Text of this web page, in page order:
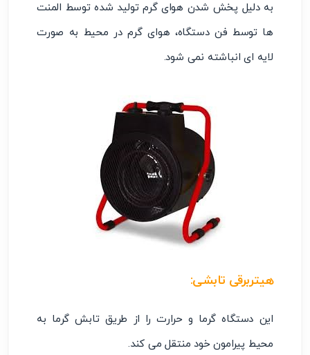
به دلیل پخش شدن هوای گرم تولید شده توسط المنت
ها توسط فن دستگاه، هوای گرم در محیط به صورت
لایه ای انباشته نمی شود.
هیتربرقی تابشی:
این دستگاه گرما و حرارت را از طریق تابش گرما به
محیط پیرامون خود منتقل می کند.